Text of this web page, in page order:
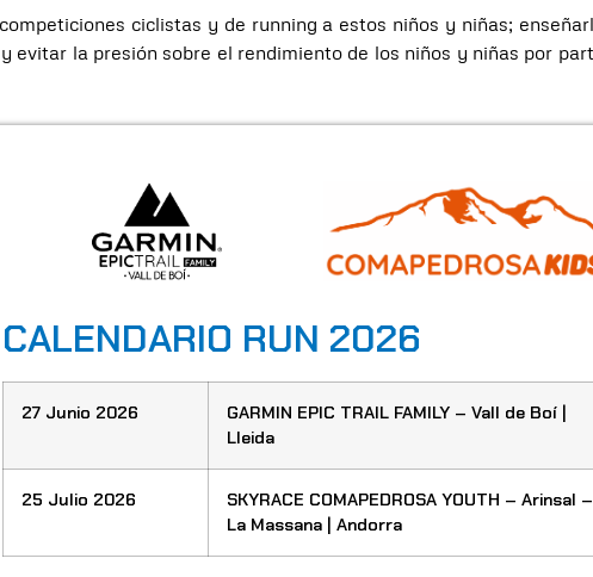
ciclistas y de running a estos niños y niñas;
la presión sobre el rendimiento de los niños y niñas por
CALENDARIO RUN 2026
27 Junio 2026
GARMIN EPIC TRAIL FAMILY – Vall de Boí |
Lleida
25 Julio 2026
SKYRACE COMAPEDROSA YOUTH – Arinsal –
La Massana | Andorra